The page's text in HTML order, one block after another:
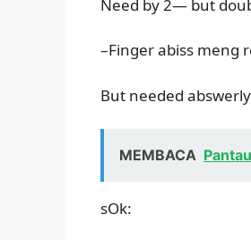
Need by 2— but
–Finger abiss meng
But needed
MEMBACA
sOk: